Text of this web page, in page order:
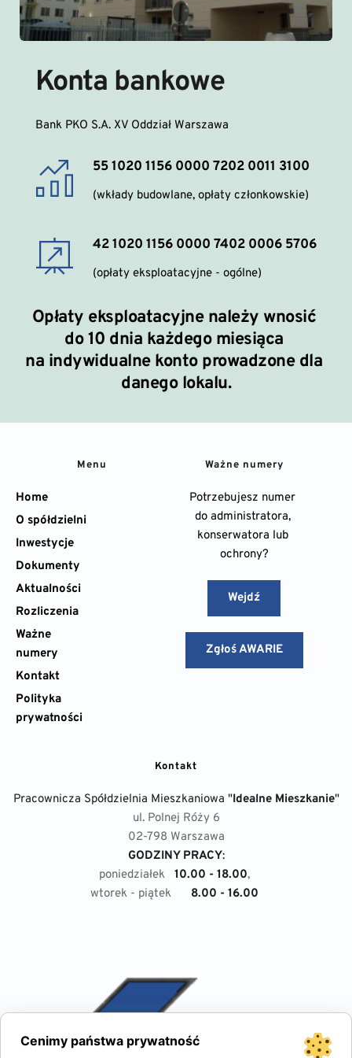
Konta bankowe
Bank PKO S.A. XV Oddział Warszawa
55 1020 1156 0000 7202 0011 3100
(wkłady budowlane, opłaty członkowskie)
42 1020 1156 0000 7402 0006 5706
(opłaty eksploatacyjne - ogólne)
Opłaty eksploatacyjne należy wnosić
do 10 dnia każdego miesiąca
na indywidualne konto prowadzone dla
danego lokalu.
Menu
Home
O spółdzielni
Inwestycje
Dokumenty
Aktualności
Rozliczenia
Ważne
numery
Kontakt
Polityka
prywatności
Ważne numery
Potrzebujesz numer
do administratora,
konserwatora lub
ochrony?
Wejdź
Zgłoś AWARIE
Kontakt
Pracownicza Spółdzielnia Mieszkaniowa "Idealne Mieszkanie"
ul. Polnej Róży 6
02-798 Warszawa
GODZINY PRACY:
poniedziałek
10.00 - 18.00,
wtorek - piątek
8.00 - 16.00
Cenimy państwa prywatność